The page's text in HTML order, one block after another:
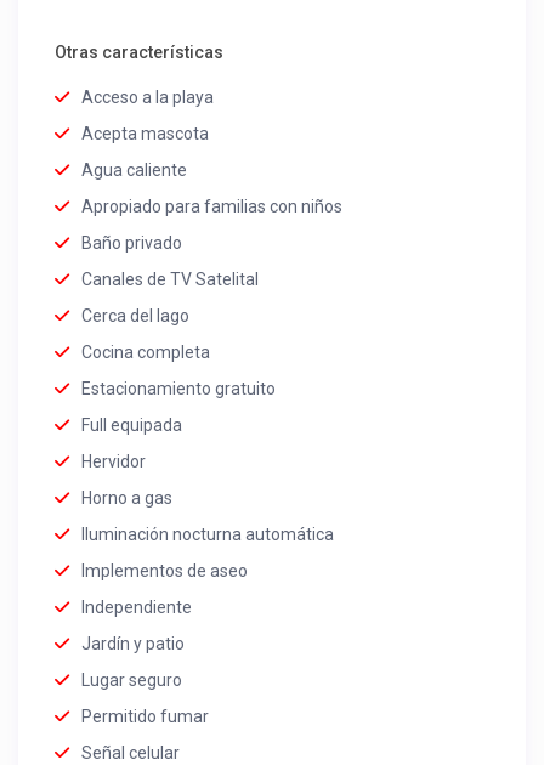
Otras características
Acceso a la playa
Acepta mascota
Agua caliente
Apropiado para familias con niños
Baño privado
Canales de TV Satelital
Cerca del lago
Cocina completa
Estacionamiento gratuito
Full equipada
Hervidor
Horno a gas
Iluminación nocturna automática
Implementos de aseo
Independiente
Jardín y patio
Lugar seguro
Permitido fumar
Señal celular